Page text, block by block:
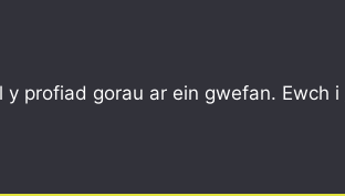
profiad gorau ar ein gwefan. Ewch i